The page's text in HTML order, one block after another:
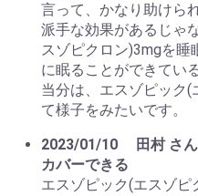
言って、かなり助けら
派手な効果があるじゃ
スゾピクロン)3mgを睡
に眠ることができてい
当分は、エスゾピック(
て様子をみたいです。
2023/01/10
田村 さん
カバーできる
エスゾピック(エスゾ